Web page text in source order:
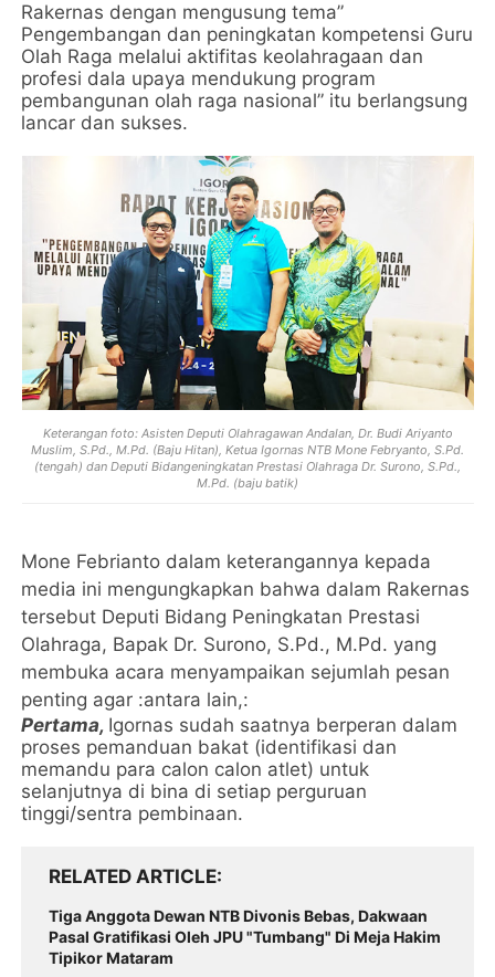
Rakernas dengan mengusung tema”
Pengembangan dan peningkatan kompetensi Guru
Olah Raga melalui aktifitas keolahragaan dan
profesi dala upaya mendukung program
pembangunan olah raga nasional” itu berlangsung
lancar dan sukses.
Keterangan foto: Asisten Deputi Olahragawan Andalan, Dr. Budi Ariyanto
Muslim, S.Pd., M.Pd. (Baju Hitan), Ketua Igornas NTB Mone Febryanto, S.Pd.
(tengah) dan Deputi Bidangeningkatan Prestasi Olahraga Dr. Surono, S.Pd.,
M.Pd. (baju batik)
Mone Febrianto dalam keterangannya kepada
media ini mengungkapkan bahwa dalam Rakernas
tersebut Deputi Bidang Peningkatan Prestasi
Olahraga, Bapak Dr. Surono, S.Pd., M.Pd. yang
membuka acara menyampaikan sejumlah pesan
penting agar :antara lain,:
Pertama, Igornas sudah saatnya berperan dalam
proses pemanduan bakat (identifikasi dan
memandu para calon calon atlet) untuk
selanjutnya di bina di setiap perguruan
tinggi/sentra pembinaan.
RELATED ARTICLE
Tiga Anggota Dewan NTB Divonis Bebas, Dakwaan
Pasal Gratifikasi Oleh JPU "Tumbang" Di Meja Hakim
Tipikor Mataram